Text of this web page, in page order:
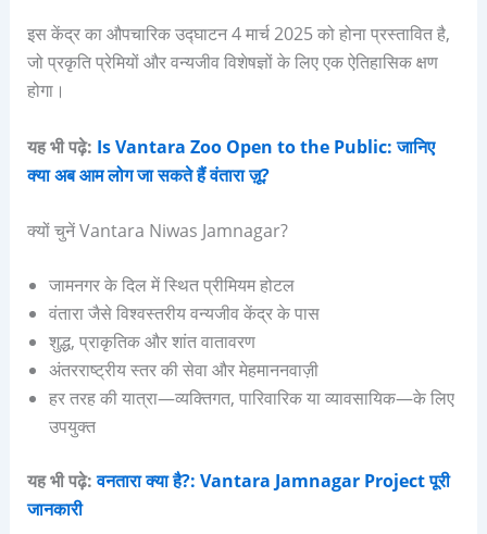
इस केंद्र का औपचारिक उद्घाटन 4 मार्च 2025 को होना प्रस्तावित है,
जो प्रकृति प्रेमियों और वन्यजीव विशेषज्ञों के लिए एक ऐतिहासिक क्षण
होगा।
यह भी पढ़े: Is Vantara Zoo Open to the Public: जानिए
क्या अब आम लोग जा सकते हैं वंतारा ज़ू?
क्यों चुनें Vantara Niwas Jamnagar?
जामनगर के दिल में स्थित प्रीमियम होटल
वंतारा जैसे विश्वस्तरीय वन्यजीव केंद्र के पास
शुद्ध, प्राकृतिक और शांत वातावरण
अंतरराष्ट्रीय स्तर की सेवा और मेहमाननवाज़ी
हर तरह की यात्रा—व्यक्तिगत, पारिवारिक या व्यावसायिक—के लिए
उपयुक्त
यह भी पढ़े:वनतारा क्या है?: Vantara Jamnagar Project पूरी
जानकारी